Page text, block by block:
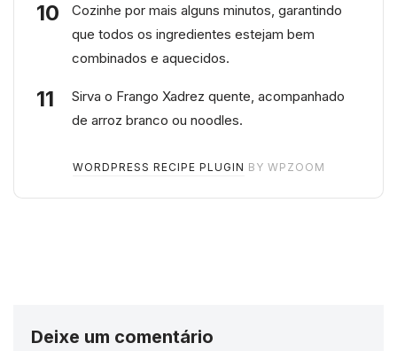
Cozinhe por mais alguns minutos, garantindo
que todos os ingredientes estejam bem
combinados e aquecidos.
Sirva o Frango Xadrez quente, acompanhado
de arroz branco ou noodles.
WORDPRESS RECIPE PLUGIN BY WPZOOM
Deixe um comentário